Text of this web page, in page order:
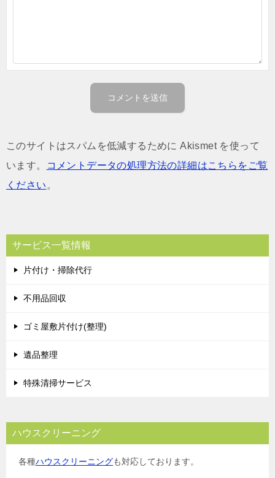
このサイトはスパムを低減するために Akismet を使って
います。
コメントデータの処理方法の詳細はこちらをご覧
ください 。
サービス一覧情報
片付け・掃除代行
不用品回収
ゴミ屋敷片付け(整理)
遺品整理
特殊清掃サービス
ハウスクリーニング
各種ハウスクリーニングも対応しております。